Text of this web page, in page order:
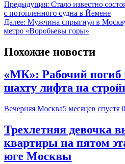
Предыдущая: Стало известно
с потопленного судна в Йемене
Далее: Мужчина спрыгнул в
метро «Воробьевы горы»
Похожие новости
«МК»: Рабочий погиб
шахту лифта на
Вечерняя Москва5 месяцев спустя 0
Трехлетняя девочка
квартиры на пятом
юге Москвы